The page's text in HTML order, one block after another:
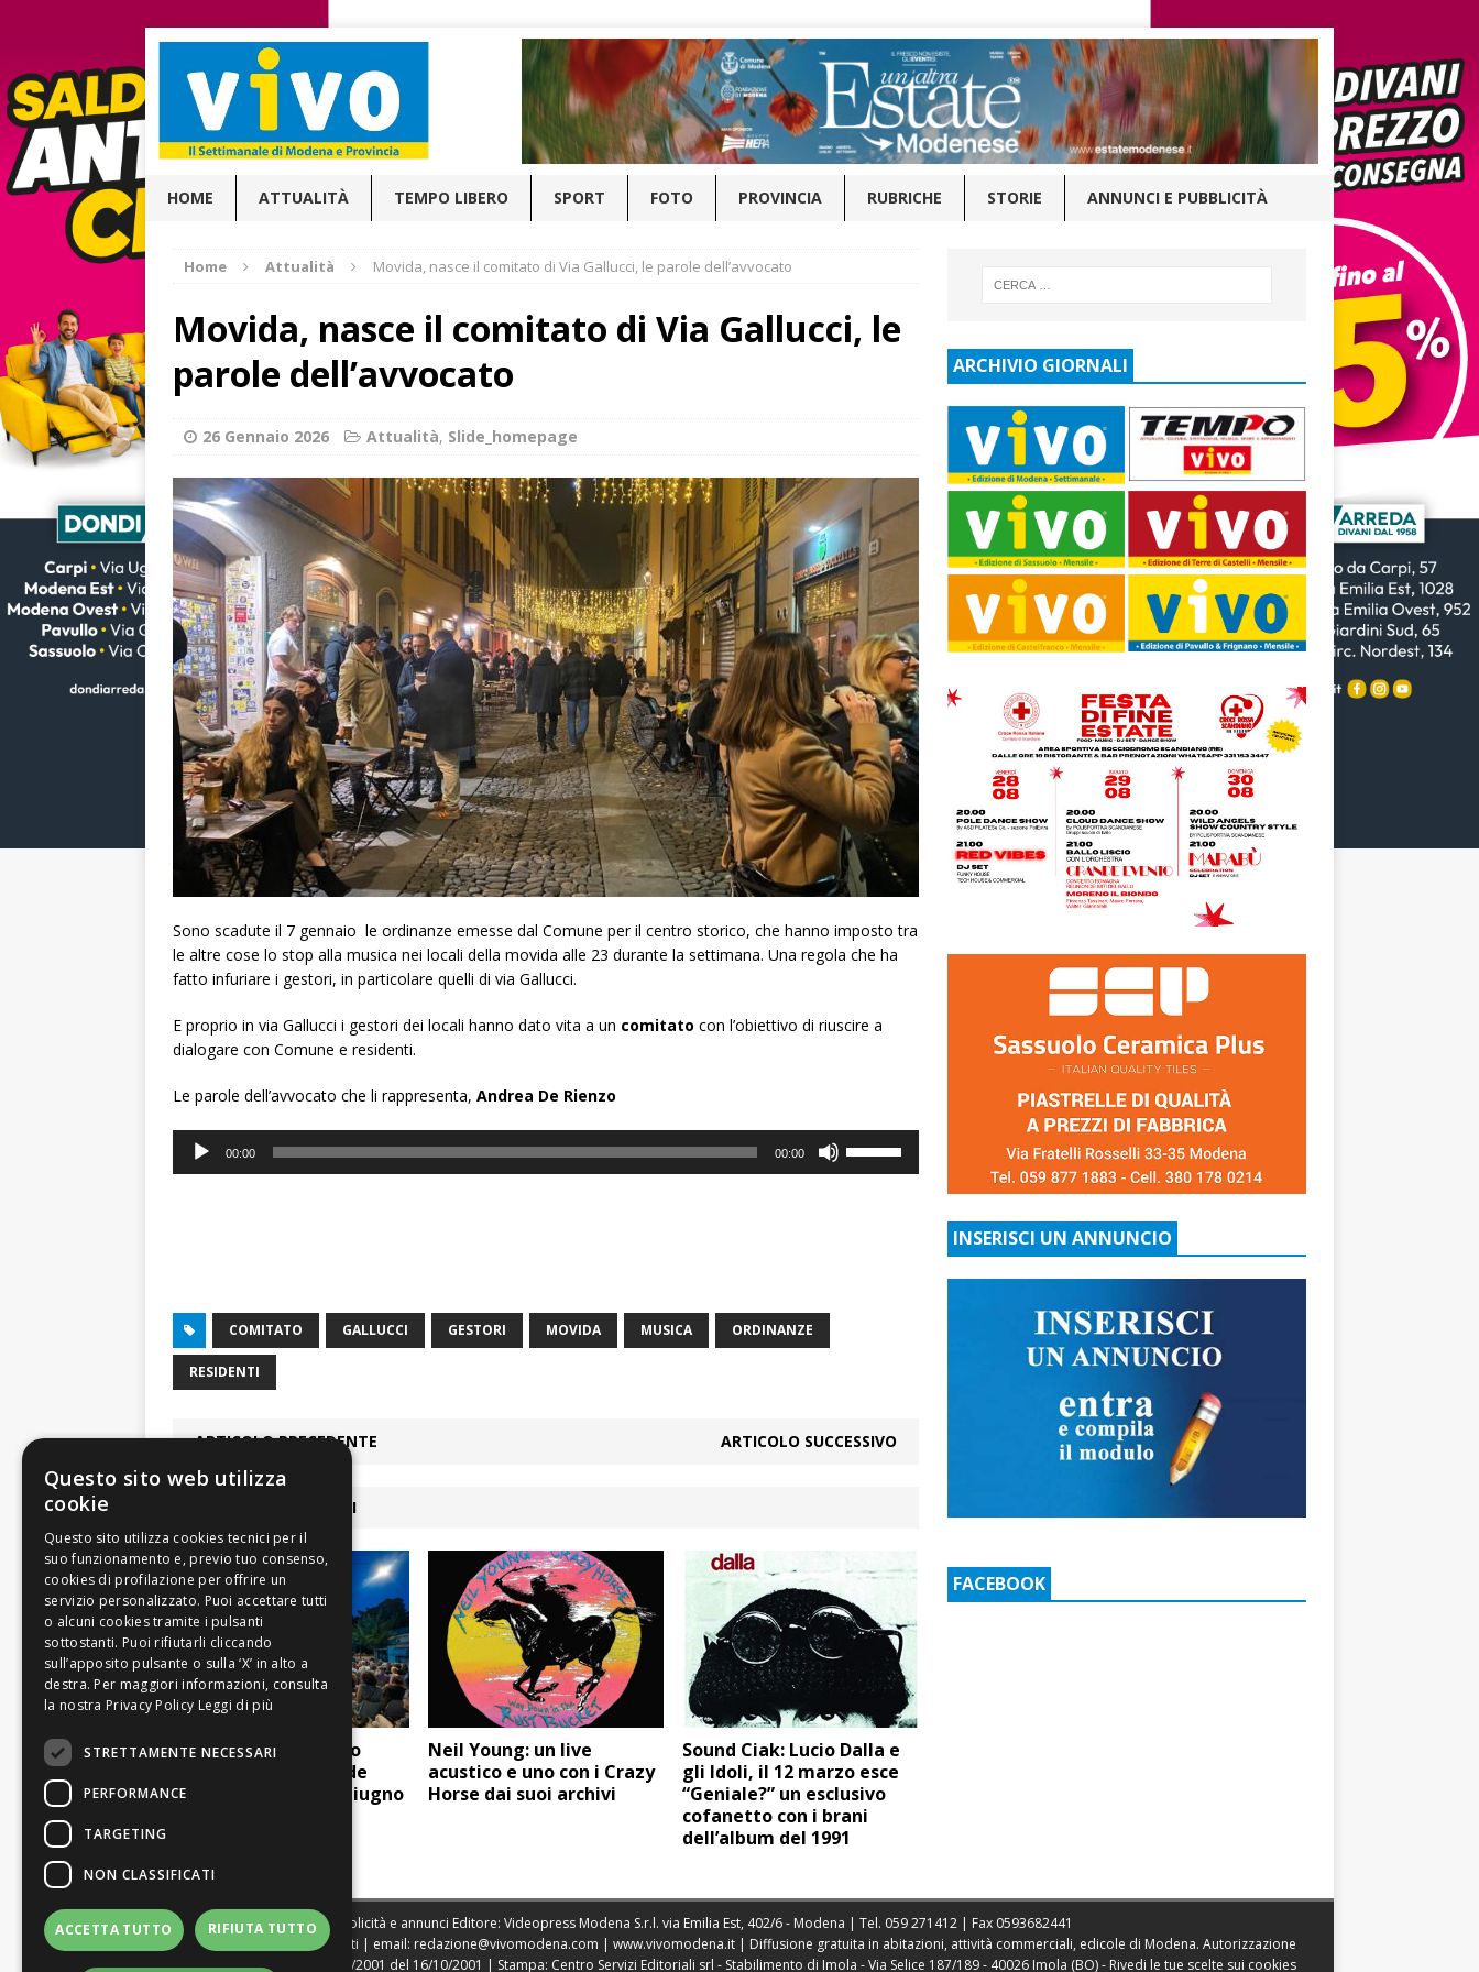
HOME ATTUALITÀ TEMPO LIBERO SPORT FOTO PROVINCIA RUBRICHE STORIE ANNUNCI E PUBBLICITÀ
Home Attualità Movida, nasce il comitato di Via Gallucci, le parole dell’avvocato
Movida, nasce il comitato di Via Gallucci, le
parole dell’avvocato
26 Gennaio 2026 Attualità, Slide_homepage
Sono scadute il 7 gennaio le ordinanze emesse dal Comune per il centro storico, che hanno imposto tra
le altre cose lo stop alla musica nei locali della movida alle 23 durante la settimana. Una regola che ha
fatto infuriare i gestori, in particolare quelli di via Gallucci.
E proprio in via Gallucci i gestori dei locali hanno dato vita a un comitato con l’obiettivo di riuscire a
dialogare con Comune e residenti.
Le parole dell’avvocato che li rappresenta, Andrea De Rienzo
Audio
Player
00:00 00:00
COMITATO GALLUCCI GESTORI MOVIDA MUSICA ORDINANZE
RESIDENTI
ARTICOLO PRECEDENTE ARTICOLO SUCCESSIVO
ARTICOLI COLLEGATI
Torna il Castelfranco
Blues Festival, grande
musica dal 19 al 21 giugno
Neil Young: un live
acustico e uno con i Crazy
Horse dai suoi archivi
Sound Ciak: Lucio Dalla e
gli Idoli, il 12 marzo esce
“Geniale?” un esclusivo
cofanetto con i brani
dell’album del 1991
ARCHIVIO GIORNALI
INSERISCI UN ANNUNCIO
FACEBOOK
Sede legale, Redazione, pubblicità e annunci Editore: Videopress Modena S.r.l. via Emilia Est, 402/6 - Modena | Tel. 059 271412 | Fax 0593682441
Direttore Resp. Giovanni Botti | email: redazione@vivomodena.com | www.vivomodena.it | Diffusione gratuita in abitazioni, attività commerciali, edicole di Modena. Autorizzazione
Tribunale di Modena n. 1604/2001 del 16/10/2001 | Stampa: Centro Servizi Editoriali srl - Stabilimento di Imola - Via Selice 187/189 - 40026 Imola (BO) - Rivedi le tue scelte sui cookies
Questo sito web utilizza
cookie
Leggi di più
STRETTAMENTE NECESSARI
PERFORMANCE
TARGETING
NON CLASSIFICATI
ACCETTA TUTTO RIFIUTA TUTTO